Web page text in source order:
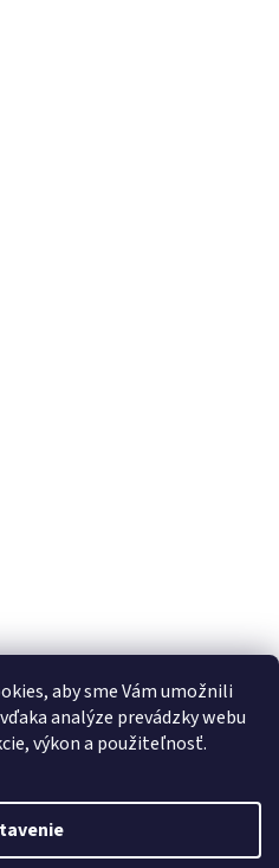
aby sme Vám umožnili
analýze prevádzky webu
výkon a použiteľnosť.
Sante